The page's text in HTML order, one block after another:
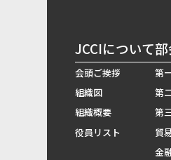
JCCIについて
会頭ご挨拶
組織図
組織概要
役員リスト
第
第
第
貿
金